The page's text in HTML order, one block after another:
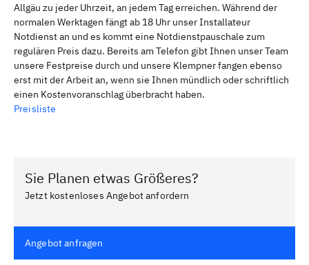
Allgäu zu jeder Uhrzeit, an jedem Tag erreichen. Während der
normalen Werktagen fängt ab 18 Uhr unser Installateur
Notdienst an und es kommt eine Notdienstpauschale zum
regulären Preis dazu. Bereits am Telefon gibt Ihnen unser Team
unsere Festpreise durch und unsere Klempner fangen ebenso
erst mit der Arbeit an, wenn sie Ihnen mündlich oder schriftlich
einen Kostenvoranschlag überbracht haben.
Preisliste
Sie Planen etwas Größeres?
Jetzt kostenloses Angebot anfordern
Angebot anfragen